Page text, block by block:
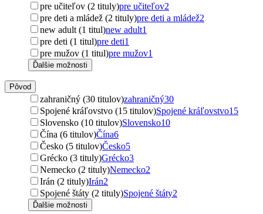
pre učiteľov (2 tituly)pre učiteľov2
pre deti a mládež (2 tituly)pre deti a mládež2
new adult (1 titul)new adult1
pre deti (1 titul)pre deti1
pre mužov (1 titul)pre mužov1
Ďalšie možnosti
Pôvod
zahraničný (30 titulov)zahraničný30
Spojené kráľovstvo (15 titulov)Spojené kráľovstvo15
Slovensko (10 titulov)Slovensko10
Čína (6 titulov)Čína6
Česko (5 titulov)Česko5
Grécko (3 tituly)Grécko3
Nemecko (2 tituly)Nemecko2
Irán (2 tituly)Irán2
Spojené štáty (2 tituly)Spojené štáty2
Ďalšie možnosti